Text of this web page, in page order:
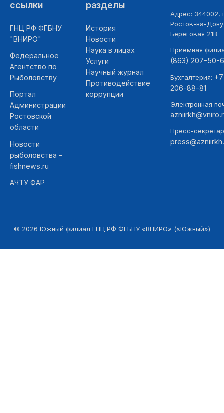
ссылки
ГНЦ РФ ФГБНУ
"ВНИРО"
Федеральное
Агентство по
Рыболовству
Портал
Администрации
Ростовской
области
Новости
рыболовства -
fishnews.ru
АЧТУ ФАР
разделы
История
Новости
Наука в лицах
Услуги
Научный журнал
Противодействие
коррупции
Адрес: 344002,
Ростов-на-
Береговая 21В
Приемная
(863) 207-50-
Бухгалтерия:
206-88-81
Электронная
Пресс-
© 2026 Южный филиал ГНЦ РФ ФГБНУ «ВНИРО» («Южный»)